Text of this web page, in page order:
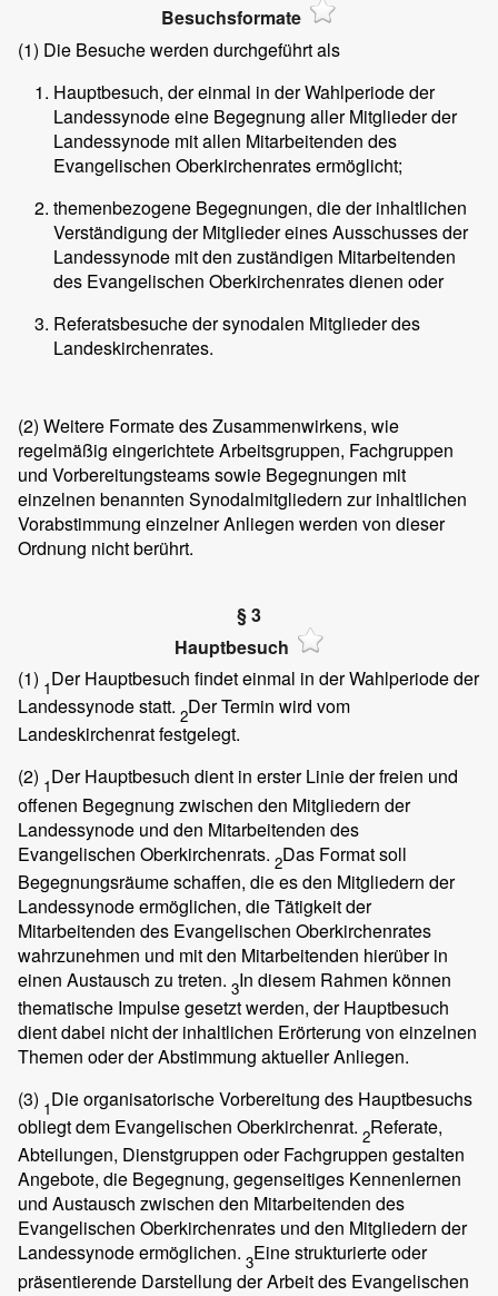
Besuchsformate
(1) Die Besuche werden durchgeführt als
Hauptbesuch, der einmal in der Wahlperiode der
Landessynode eine Begegnung aller Mitglieder der
Landessynode mit allen Mitarbeitenden des
Evangelischen Oberkirchenrates ermöglicht;
themenbezogene Begegnungen, die der inhaltlichen
Verständigung der Mitglieder eines Ausschusses der
Landessynode mit den zuständigen Mitarbeitenden
des Evangelischen Oberkirchenrates dienen oder
Referatsbesuche der synodalen Mitglieder des
Landeskirchenrates.
(2) Weitere Formate des Zusammenwirkens, wie
regelmäßig eingerichtete Arbeitsgruppen, Fachgruppen
und Vorbereitungsteams sowie Begegnungen mit
einzelnen benannten Synodalmitgliedern zur inhaltlichen
Vorabstimmung einzelner Anliegen werden von dieser
Ordnung nicht berührt.
§ 3
Hauptbesuch
(1) 1Der Hauptbesuch findet einmal in der Wahlperiode der
Landessynode statt. 2Der Termin wird vom
Landeskirchenrat festgelegt.
(2) 1Der Hauptbesuch dient in erster Linie der freien und
offenen Begegnung zwischen den Mitgliedern der
Landessynode und den Mitarbeitenden des
Evangelischen Oberkirchenrats. 2Das Format soll
Begegnungsräume schaffen, die es den Mitgliedern der
Landessynode ermöglichen, die Tätigkeit der
Mitarbeitenden des Evangelischen Oberkirchenrates
wahrzunehmen und mit den Mitarbeitenden hierüber in
einen Austausch zu treten. 3In diesem Rahmen können
thematische Impulse gesetzt werden, der Hauptbesuch
dient dabei nicht der inhaltlichen Erörterung von einzelnen
Themen oder der Abstimmung aktueller Anliegen.
(3) 1Die organisatorische Vorbereitung des Hauptbesuchs
obliegt dem Evangelischen Oberkirchenrat. 2Referate,
Abteilungen, Dienstgruppen oder Fachgruppen gestalten
Angebote, die Begegnung, gegenseitiges Kennenlernen
und Austausch zwischen den Mitarbeitenden des
Evangelischen Oberkirchenrates und den Mitgliedern der
Landessynode ermöglichen. 3Eine strukturierte oder
präsentierende Darstellung der Arbeit des Evangelischen